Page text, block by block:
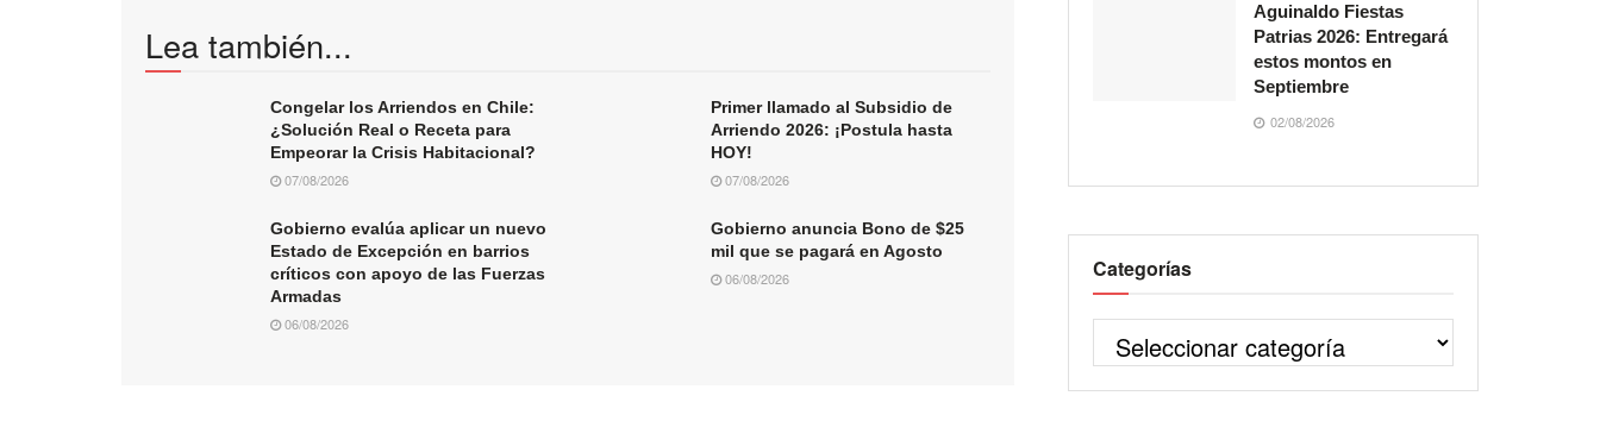
Lea también...
Congelar los Arriendos en Chile:
¿Solución Real o Receta para
Empeorar la Crisis Habitacional?
07/08/2026
Primer llamado al Subsidio de
Arriendo 2026: ¡Postula hasta
HOY!
07/08/2026
Gobierno evalúa aplicar un nuevo
Estado de Excepción en barrios
críticos con apoyo de las Fuerzas
Armadas
06/08/2026
Gobierno anuncia Bono de $25
mil que se pagará en Agosto
06/08/2026
Aguinaldo Fiestas
Patrias 2026: Entregará
estos montos en
Septiembre
02/08/2026
Categorías